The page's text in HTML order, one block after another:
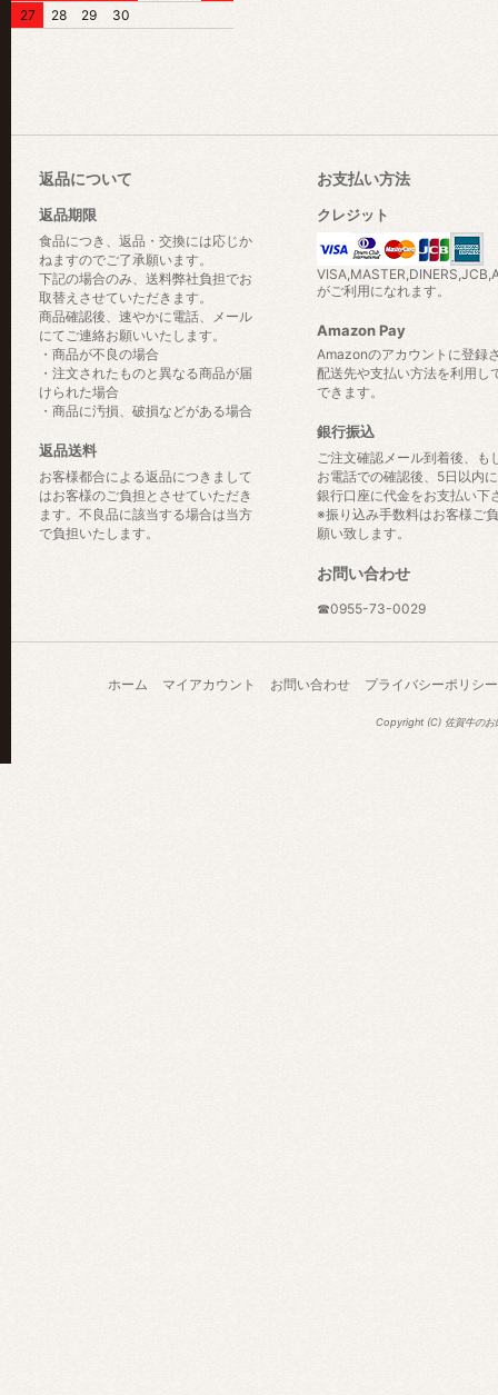
27
28 29 30
返品について
返品期限
食品につき、返品・交換には応じか
ねますのでご了承願います。
下記の場合のみ、送料弊社負担でお
取替えさせていただきます。
商品確認後、速やかに電話、メール
にてご連絡お願いいたします。
・商品が不良の場合
・注文されたものと異なる商品が届
けられた場合
・商品に汚損、破損などがある場合
返品送料
お客様都合による返品につきまして
はお客様のご負担とさせていただき
ます。不良品に該当する場合は当方
で負担いたします。
お支払い方法
クレジット
がご利用になれます。
Amazon Pay
Amazonのアカウントに登録
配送先や支払い方法を利用し
できます。
銀行振込
ご注文確認メール到着後、も
お電話での確認後、5日以内
銀行口座に代金をお支払い下
※振り込み手数料はお客様ご
願い致します。
お問い合わせ
☎0955-73-0029
ホーム マイアカウント お問い合わせ プライバシーポリシー
Copyright (C) 佐賀牛のお